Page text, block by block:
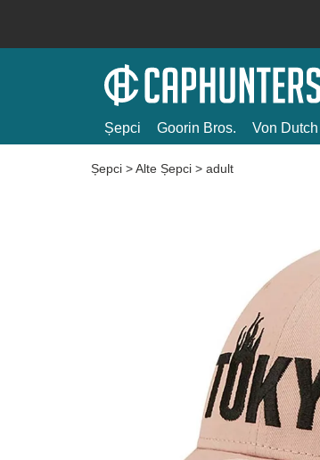
Șepci Goorin Bros. Von Dutch
Șepci >Alte Șepci > adult